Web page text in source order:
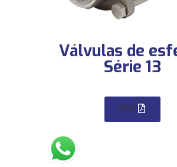
Válvulas de
Série 13
PDF